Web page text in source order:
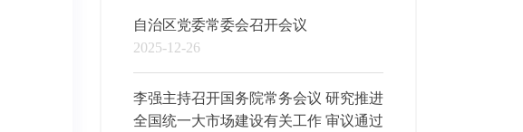
自治区党委常委会召开会议
2025-12-26
李强主持召开国务院常务会议 研究推进
全国统一大市场建设有关工作 审议通过